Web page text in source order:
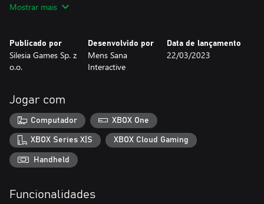
Veja sua ilha ganhar vida conforme você completa determinados
Conforme você avança na construção das ilhas, veja seu
arquipélago se expandir e evoluir em segundo plano.
ouvindo os sons da natureza.
Mostrar mais
Publicado por
Silesia Games Sp. z
o.o.
Desenvolvido por
Mens Sana
Interactive
Data de lançamento
22/03/2023
Jogar com
Computador XBOX One
XBOX Series X|S XBOX Cloud Gaming
Handheld
Funcionalidades